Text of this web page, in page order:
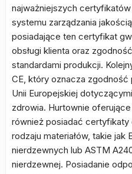
najważniejszych
systemu zarządzania
posiadające ten certyfikat
obsługi klienta oraz
standardami produkcji.
CE, który oznacza
Unii Europejskiej
zdrowia. Hurtownie
również posiadać
rodzaju materiałów, takie jak
nierdzewnych lub ASTM
nierdzewnej. Posiadanie